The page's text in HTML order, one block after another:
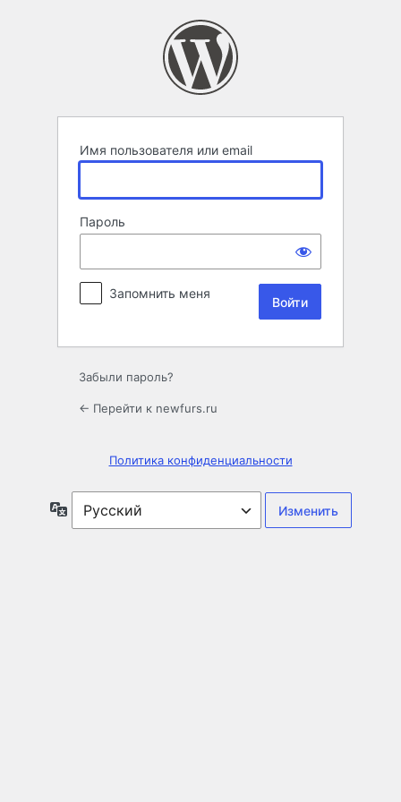
Имя пользователя или email
Пароль
Запомнить меня
Забыли пароль?
← Перейти к newfurs.ru
Политика конфиденциальности
Язык